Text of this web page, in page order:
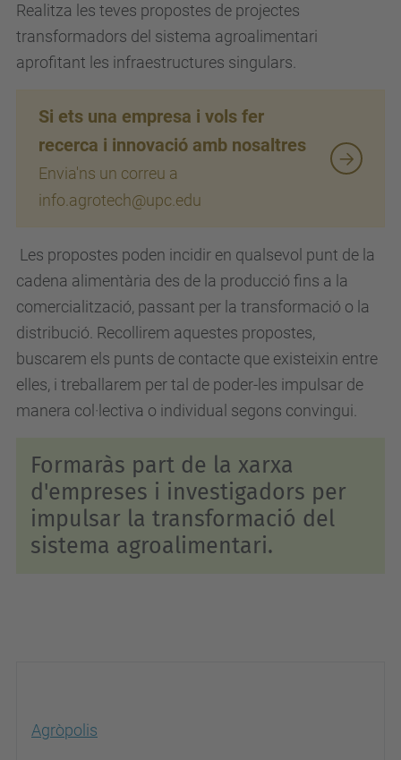
Realitza les teves propostes de projectes
transformadors del sistema agroalimentari
aprofitant les infraestructures singulars.
Si ets una empresa i vols fer
recerca i innovació amb nosaltres
Envia'ns un correu a
info.agrotech@upc.edu
Les propostes poden incidir en qualsevol punt de la
cadena alimentària des de la producció fins a la
comercialització, passant per la transformació o la
distribució. Recollirem aquestes propostes,
buscarem els punts de contacte que existeixin entre
elles, i treballarem per tal de poder-les impulsar de
manera col·lectiva o individual segons convingui.
Formaràs part de la xarxa
d'empreses i investigadors per
impulsar la transformació del
sistema agroalimentari.
Agròpolis